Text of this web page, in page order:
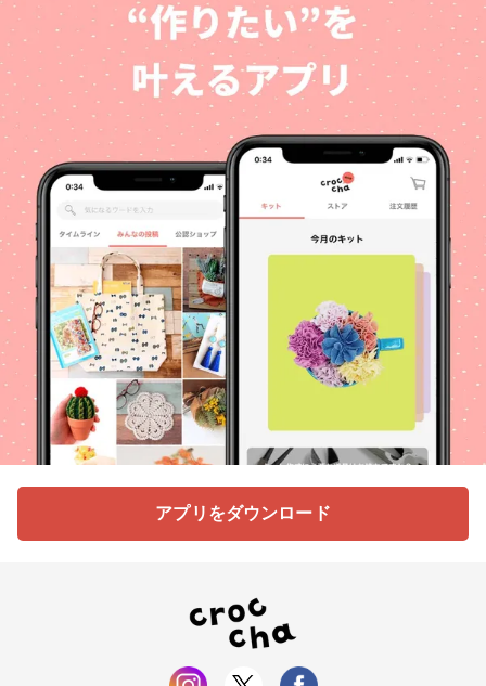
アプリをダウンロード